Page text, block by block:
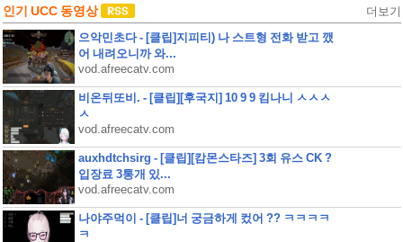
인기 UCC 동영상 더보기
으악민초다 - [클립]지피티) 나 스트형 전화 받고 깼
어 내려오니까 와...
vod.afreecatv.com
비온뒤또비. - [클립][후국지] 10 9 9 킴나니 ㅅㅅㅅ
ㅅ
vod.afreecatv.com
auxhdtchsirg - [클립][캄몬스타즈] 3회 유스 CK ?
입장료 3통개 있...
vod.afreecatv.com
나야주먹이 - [클립]너 궁금하게 컸어 ?? ㅋㅋㅋㅋ
ㅋ